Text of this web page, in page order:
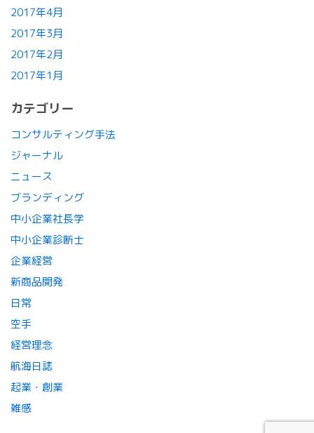
2017年4月
2017年3月
2017年2月
2017年1月
カテゴリー
コンサルティング手法
ジャーナル
ニュース
ブランディング
中小企業社長学
中小企業診断士
企業経営
新商品開発
日常
空手
経営理念
航海日誌
起業・創業
雑感